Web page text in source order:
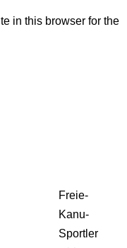
in this browser for the
Freie-
Kanu-
Sportler